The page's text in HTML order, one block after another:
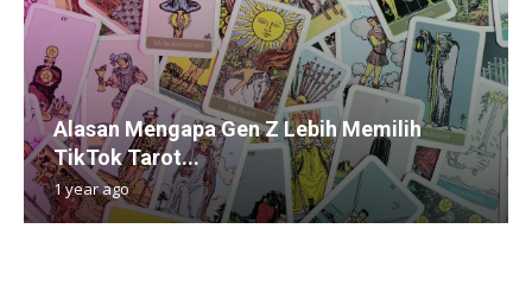
Alasan Mengapa Gen Z Lebih Memilih
TikTok Tarot...
1 year ago